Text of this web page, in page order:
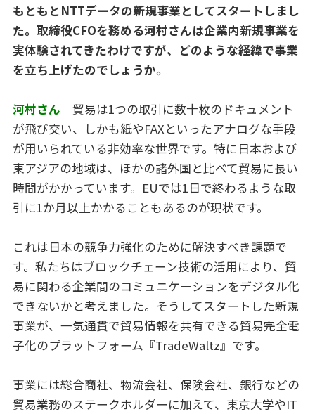
もともとNTTデータの新規事業としてスタートしまし
た。取締役CFOを務める河村さんは企業内新規事業を
実体験されてきたわけですが、どのような経緯で事業
を立ち上げたのでしょうか。
河村さん 貿易は1つの取引に数十枚のドキュメント
が飛び交い、しかも紙やFAXといったアナログな手段
が用いられている非効率な世界です。特に日本および
東アジアの地域は、ほかの諸外国と比べて貿易に長い
時間がかかっています。EUでは1日で終わるような取
引に1か月以上かかることもあるのが現状です。
これは日本の競争力強化のために解決すべき課題で
す。私たちはブロックチェーン技術の活用により、貿
易に関わる企業間のコミュニケーションをデジタル化
できないかと考えました。そうしてスタートした新規
事業が、一気通貫で貿易情報を共有できる貿易完全電
子化のプラットフォーム『TradeWaltz』です。
事業には総合商社、物流会社、保険会社、銀行などの
貿易業務のステークホルダーに加えて、東京大学やIT